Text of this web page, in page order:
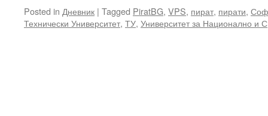
Posted in Дневник | Tagged PiratBG, VPS, пират, пирати,
Технически Университет, ТУ, Университет за Национално и С